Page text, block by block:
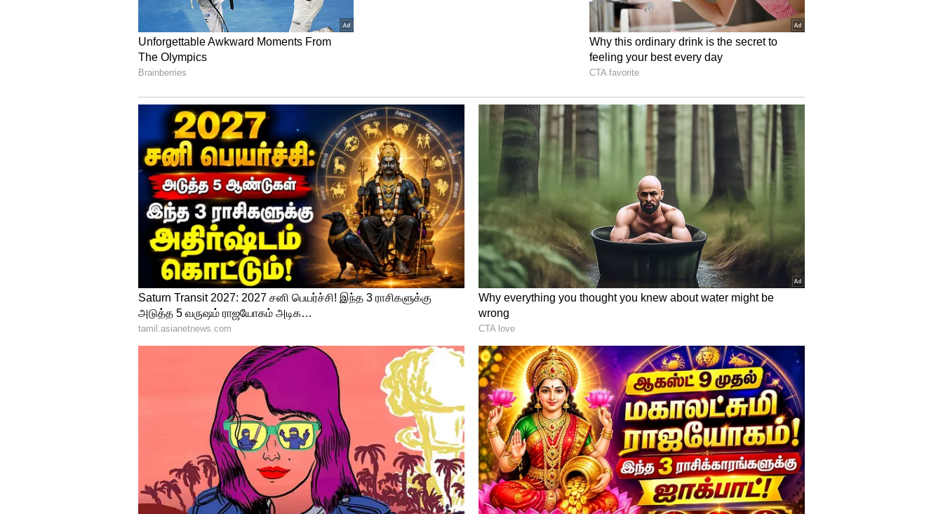
ஆன்லைன் சூதாட்ட தடை சட்டம் ரத்தை எதிர்த்து உச்சநீதிமன்றத்தில் தமிழக அரசு
மேல்முறையீடு செய்துள்ளது. ஆனால், இதுவரை எந்த விசாரணையும் இல்லை.
அதனால், உச்சநீதிமன்றத் தீர்ப்புக்காக காத்திருக்காமல், திருத்தப்பட்ட
ஆன்லைன் தடை சட்டத்தை அரசு நிறைவேற்ற வேண்டும் என ராமதாஸ்
தெரிவித்துள்ளார்.